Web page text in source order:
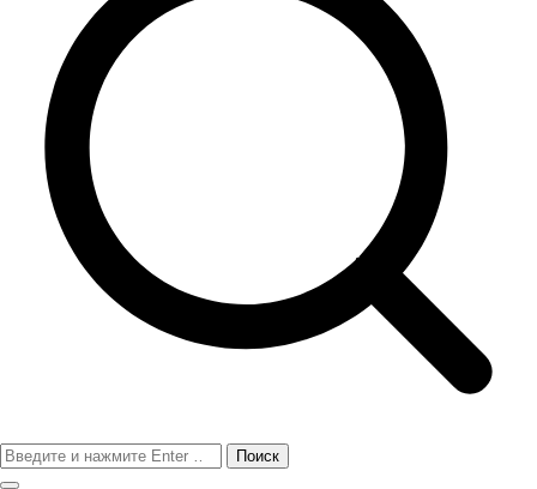
Поиск
для: